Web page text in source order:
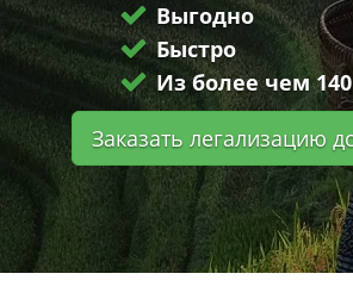
Выгодно
Быстро
Из более чем
Заказать легализацию